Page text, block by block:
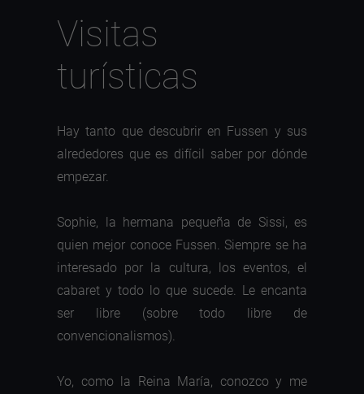
Visitas
turísticas
Hay tanto que descubrir en Fussen y sus
alrededores que es difícil saber por dónde
empezar.
Sophie, la hermana pequeña de Sissi, es
quien mejor conoce Fussen. Siempre se ha
interesado por la cultura, los eventos, el
cabaret y todo lo que sucede. Le encanta
ser libre (sobre todo libre de
convencionalismos).
Yo, como la Reina María, conozco y me